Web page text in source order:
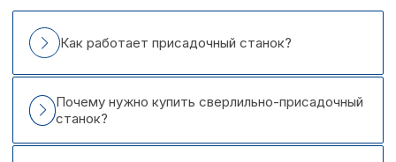
минимальные, при изготовлении гнезд и отверстий не
допускаются, как и не допускаются сколы и другие виды
повреждений.
Как работает присадочный станок?
Почему нужно купить сверлильно-присадочный
станок?